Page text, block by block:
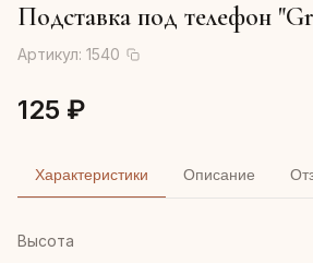
Подставка под телефон
Артикул: 1540
125 ₽
Характеристики Описание
Высота